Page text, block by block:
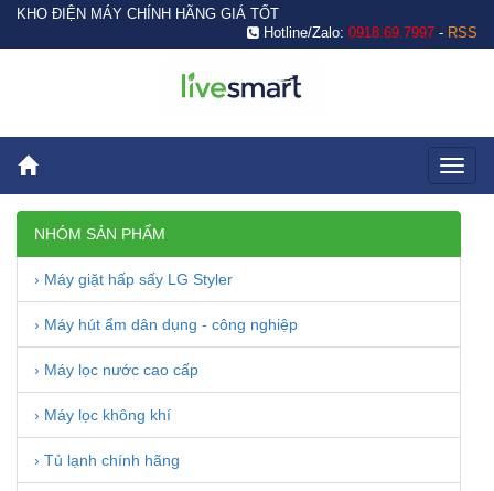
KHO ĐIỆN MÁY CHÍNH HÃNG GIÁ TỐT
Hotline/Zalo: 0918.69.7997 - RSS
NHÓM SẢN PHẨM
› Máy giặt hấp sấy LG Styler
› Máy hút ẩm dân dụng - công nghiệp
› Máy lọc nước cao cấp
› Máy lọc không khí
› Tủ lạnh chính hãng